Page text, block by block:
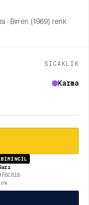
· Birren (1969) renk
SICAKLIK
Karma
BIRINCIL
%